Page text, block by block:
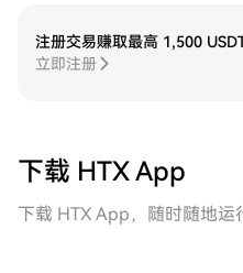
注册交易赚取最高 1,500
立即注册
下载 HTX App
下载 HTX App，随时随地